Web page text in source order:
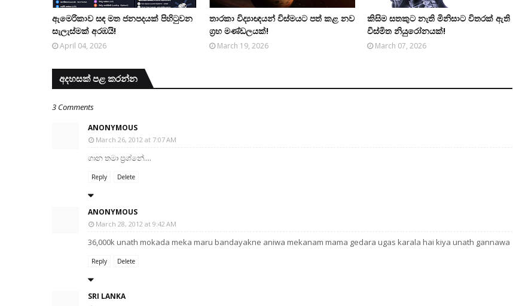
ඇමෙරිකාව සඳ මත ජනපදයක් පිහිටුවන
සැලැස්මක් අරඹයි!
April 04, 2026
තාරකා විද්‍යාඥයන් විස්මයට පත් කළ නව
ග්‍රහ මණ්ඩලයක්!
March 19, 2026
කිසිම සතකුට නැති මිනිසාට විතරක් ඇති
විස්මිත නියුරෝනයක්!
March 07, 2026
අදහසක් පළ කරන්න
3 Comments
ANONYMOUS
March 26, 2012 at 7:07 AM
ගාන තමා ප්‍රශ්නේ....
Reply Delete
ANONYMOUS
March 28, 2012 at 9:42 AM
36,000k unath mokada meka maru bandayakne aniwa mekanam mama gedara ugas karala hai kiya unath gannawa
Reply Delete
SRI LANKA